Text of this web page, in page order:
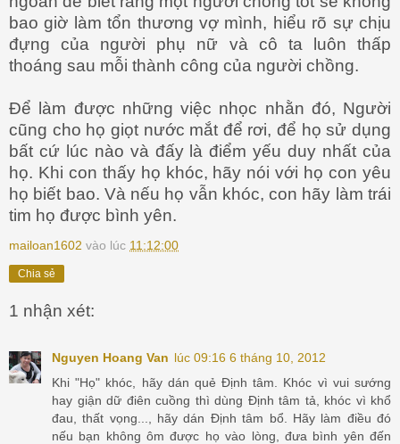
bao giờ làm tổn thương vợ mình, hiểu rõ sự chịu
đựng của người phụ nữ và cô ta luôn thấp
thoáng sau mỗi thành công của người chồng.
Để làm được những việc nhọc nhằn đó, Người
cũng cho họ giọt nước mắt để rơi, để họ sử dụng
bất cứ lúc nào và đấy là điểm yếu duy nhất của
họ. Khi con thấy họ khóc, hãy nói với họ con yêu
họ biết bao. Và nếu họ vẫn khóc, con hãy làm trái
tim họ được bình yên.
mailoan1602 vào lúc 11:12:00
Chia sẻ
1 nhận xét:
Nguyen Hoang Van lúc 09:16 6 tháng 10, 2012
Khi "Họ" khóc, hãy dán quẻ Định tâm. Khóc vì vui sướng
hay giận dữ điên cuồng thì dùng Định tâm tả, khóc vì khổ
đau, thất vọng..., hãy dán Định tâm bổ. Hãy làm điều đó
nếu bạn không ôm được họ vào lòng, đưa bình yên đến